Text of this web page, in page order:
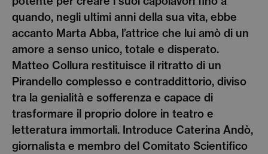
quando, negli ultimi anni della sua vita, ebbe
accanto Marta Abba, l’attrice che lui amò di un
amore a senso unico, totale e disperato.
Matteo Collura restituisce il ritratto di un
Pirandello complesso e contraddittorio, diviso
tra la genialità e sofferenza e capace di
trasformare il proprio dolore in teatro e
letteratura immortali. Introduce Caterina Andò,
giornalista e membro del Comitato Scientifico